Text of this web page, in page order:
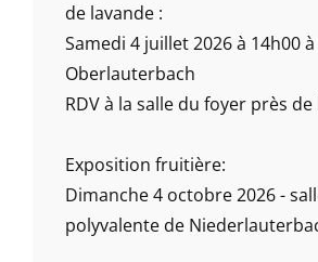
de lavande :
Samedi 4 juillet 2026 à 14h00 à
Oberlauterbach
RDV à la salle du foyer près
Exposition fruitière:
Dimanche 4 octobre 2026 -
polyvalente de